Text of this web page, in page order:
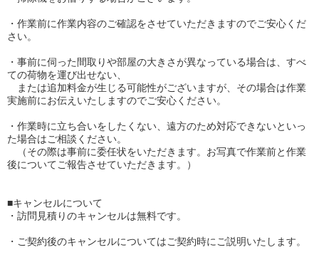
・作業前に作業内容のご確認をさせていただきますのでご安心くだ
さい。
・事前に伺った間取りや部屋の大きさが異なっている場合は、すべ
ての荷物を運び出せない、
または追加料金が生じる可能性がございますが、その場合は作業
実施前にお伝えいたしますのでご安心ください。
・作業時に立ち合いをしたくない、遠方のため対応できないといっ
た場合はご相談ください。
（その際は事前に委任状をいただきます。お写真で作業前と作業
後についてご報告させていただきます。）
■キャンセルについて
・訪問見積りのキャンセルは無料です。
・ご契約後のキャンセルについてはご契約時にご説明いたします。